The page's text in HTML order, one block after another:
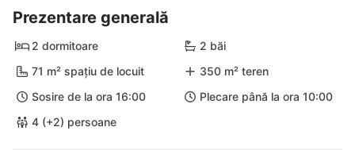
Prezentare generală
2 dormitoare
2 băi
71 m² spațiu de locuit
350 m² teren
Sosire de la ora 16:00
Plecare până la ora 10:00
4 (+2) persoane